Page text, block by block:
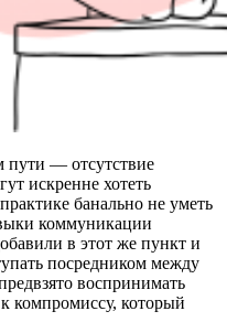
пути — отсутствие
искренне хотеть
банально не уметь
коммуникации
в этот же пункт и
посредником между
воспринимать
компромиссу, который